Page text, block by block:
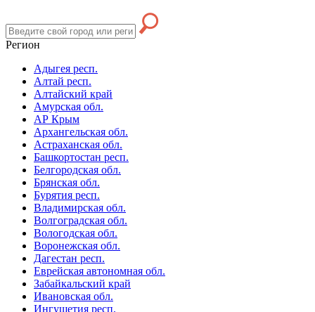
Регион
Адыгея респ.
Алтай респ.
Алтайский край
Амурская обл.
АР Крым
Архангельская обл.
Астраханская обл.
Башкортостан респ.
Белгородская обл.
Брянская обл.
Бурятия респ.
Владимирская обл.
Волгоградская обл.
Вологодская обл.
Воронежская обл.
Дагестан респ.
Еврейская автономная обл.
Забайкальский край
Ивановская обл.
Ингушетия респ.